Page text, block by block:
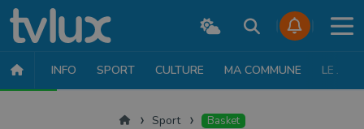
INFO SPORT CULTURE MA COMMUNE LE JT
AccueilSport Basket